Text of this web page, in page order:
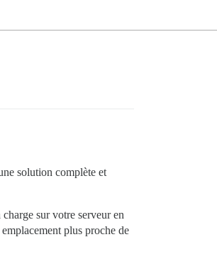
solution complète et
sur votre serveur en
plus proche de